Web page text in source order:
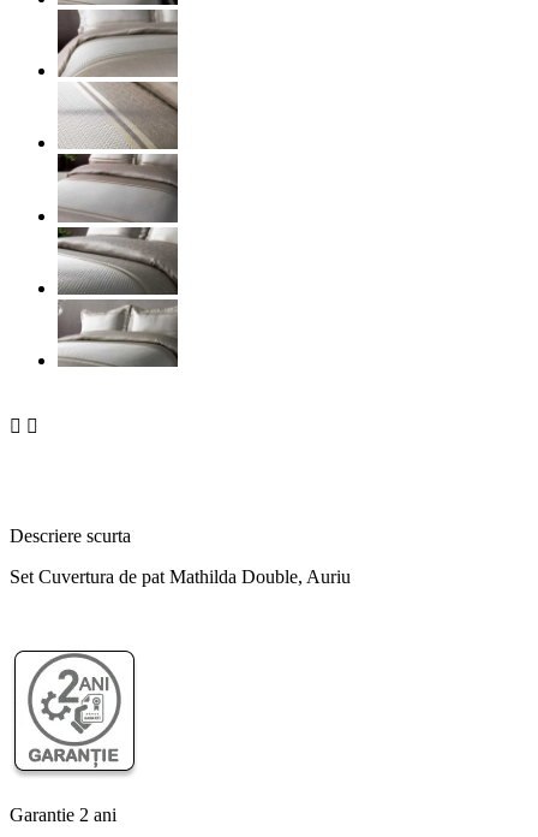
 
Descriere scurta
Set Cuvertura de pat Mathilda Double, Auriu
Garantie 2 ani